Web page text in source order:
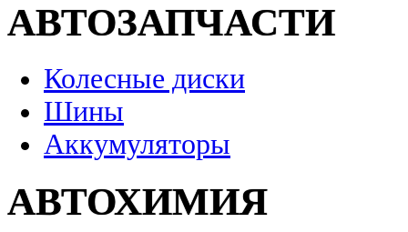
АВТОЗАПЧАСТИ
Колесные диски
Шины
Аккумуляторы
АВТОХИМИЯ